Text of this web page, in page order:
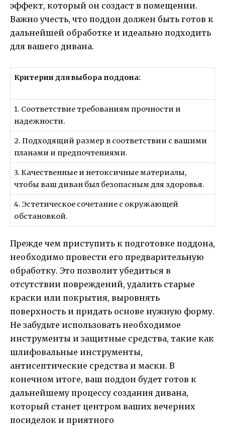
эффект, который он создаст в помещении.
Важно учесть, что поддон должен быть готов к
дальнейшей обработке и идеально подходить
для вашего дивана.
Критерии для выбора поддона:
1. Соответствие требованиям прочности и
надежности.
2. Подходящий размер в соответствии с вашими
планами и предпочтениями.
3. Качественные и нетоксичные материалы,
чтобы ваш диван был безопасным для здоровья.
4. Эстетическое сочетание с окружающей
обстановкой.
Прежде чем приступить к подготовке поддона,
необходимо провести его предварительную
обработку. Это позволит убедиться в
отсутствии повреждений, удалить старые
краски или покрытия, выровнять
поверхность и придать основе нужную форму.
Не забудьте использовать необходимое
инструменты и защитные средства, такие как
шлифовальные инструменты,
антисептические средства и маски. В
конечном итоге, ваш поддон будет готов к
дальнейшему процессу создания дивана,
который станет центром ваших вечерних
посиделок и приятного